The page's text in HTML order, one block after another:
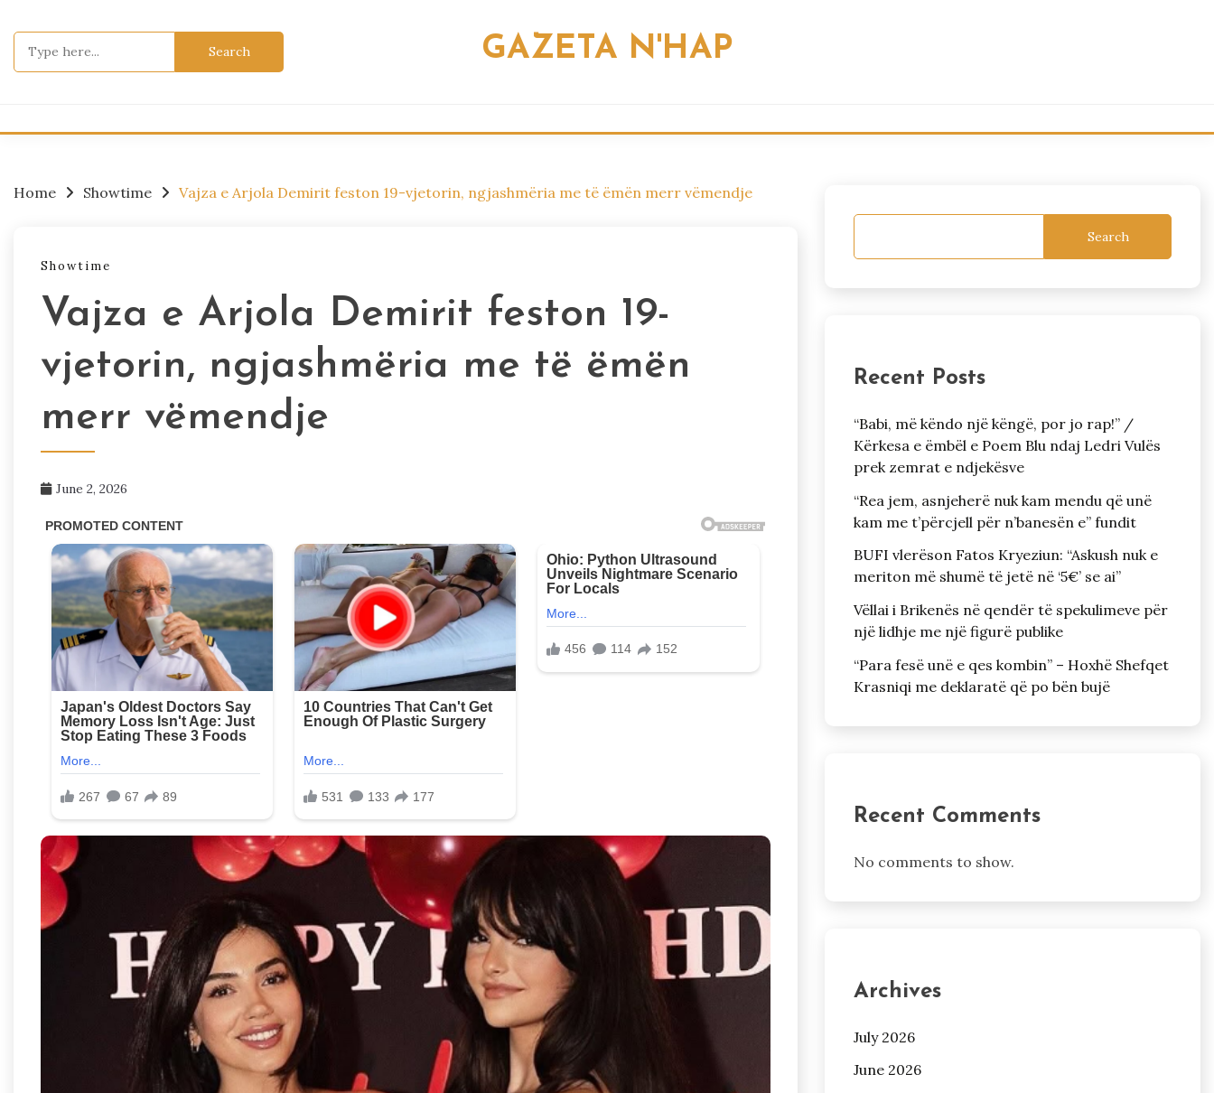
to
content
GAZETA N'HAP
Home Showtime Vajza e Arjola Demirit feston 19-vjetorin, ngjashmëria me të ëmën merr vëmendje
Showtime
Vajza e Arjola Demirit feston 19-
vjetorin, ngjashmëria me të ëmën
merr vëmendje
June 2, 2026
Search
Recent Posts
“Babi, më këndo një këngë, por jo rap!” /
Kërkesa e ëmbël e Poem Blu ndaj Ledri Vulës
prek zemrat e ndjekësve
“Rea jem, asnjeherë nuk kam mendu që unë
kam me t’përcjell për n’banesën e” fundit
BUFI vlerëson Fatos Kryeziun: “Askush nuk e
meriton më shumë të jetë në ‘5€’ se ai”
Vëllai i Brikenës në qendër të spekulimeve për
një lidhje me një figurë publike
“Para fesë unë e qes kombin” – Hoxhë Shefqet
Krasniqi me deklaratë që po bën bujë
Recent Comments
No comments to show.
Archives
July 2026
June 2026